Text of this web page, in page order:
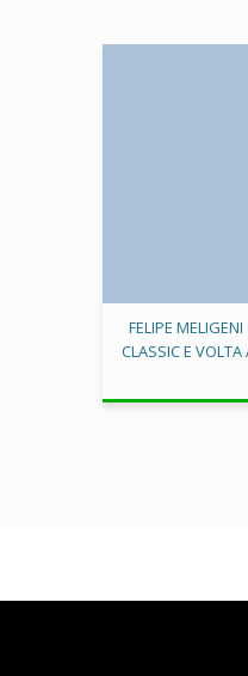
FELIPE
CLASSIC E